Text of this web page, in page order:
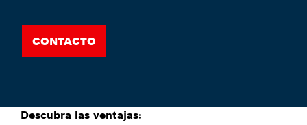
Contacto
Descubra las ventajas: